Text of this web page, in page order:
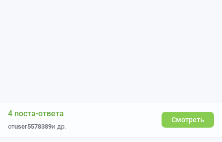
4 поста-ответа
отuser5578389и др.
Смотреть